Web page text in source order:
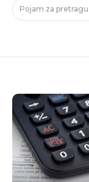
Pojam za pretragu